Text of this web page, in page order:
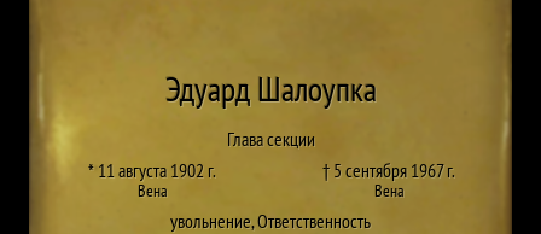
Эдуард Шалоупка
Глава секции
* 11 августа 1902 г.
Вена
† 5 сентября 1967 г.
Вена
увольнение,Ответственность